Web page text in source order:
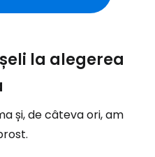
la alegerea
și, de câteva ori, am